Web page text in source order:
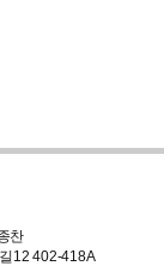
찬
12 402-418A